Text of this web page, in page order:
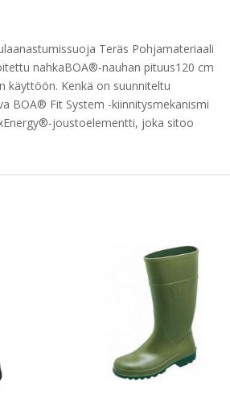
Teräs Pohjamateriaali
nahkaBOA®-nauhan pituus120 cm
käyttöön. Kenkä on suunniteltu
BOA® Fit System -kiinnitysmekanismi
joustoelementti, joka sitoo